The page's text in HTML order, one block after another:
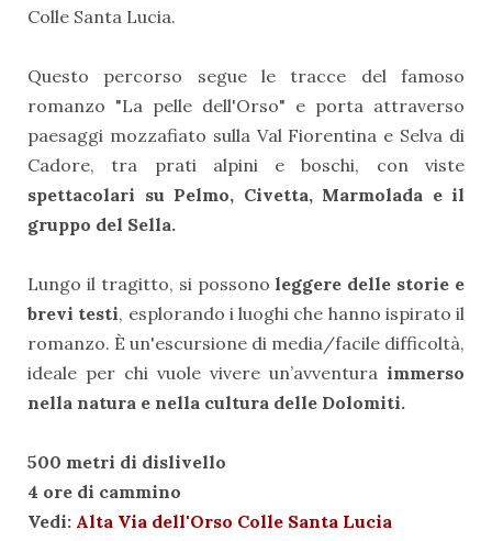
Colle Santa Lucia.
Questo percorso segue le tracce del famoso
romanzo "La pelle dell'Orso" e porta attraverso
paesaggi mozzafiato sulla Val Fiorentina e Selva di
Cadore, tra prati alpini e boschi, con viste
spettacolari su Pelmo, Civetta, Marmolada e il
gruppo del Sella.
Lungo il tragitto, si possono leggere delle storie e
brevi testi, esplorando i luoghi che hanno ispirato il
romanzo. È un'escursione di media/facile difficoltà,
ideale per chi vuole vivere un’avventura immerso
nella natura e nella cultura delle Dolomiti.
500 metri di dislivello
4 ore di cammino
Vedi: Alta Via dell'Orso Colle Santa Lucia